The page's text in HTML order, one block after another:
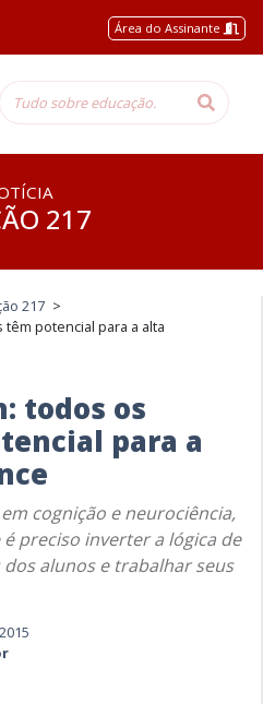
Área do Assinante
217
217 >
têm potencial para a alta
todos os
para a
cognição e neurociência,
preciso inverter a lógica de
alunos e trabalhar seus